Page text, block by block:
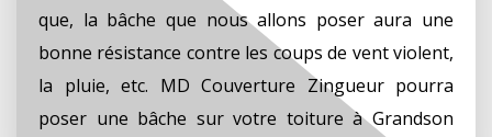
que, la bâche que nous allons poser aura une
bonne résistance contre les coups de vent violent,
la pluie, etc. MD Couverture Zingueur pourra
poser une bâche sur votre toiture à Grandson